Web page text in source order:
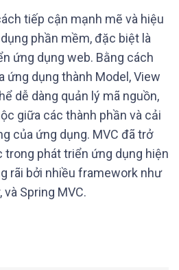
tiếp cận mạnh mẽ và hiệu
phần mềm, đặc biệt là
ứng dụng web. Bằng cách
ứng dụng thành Model, View
dễ dàng quản lý mã nguồn,
giữa các thành phần và cải
của ứng dụng. MVC đã trở
phát triển ứng dụng hiện
rãi bởi nhiều framework như
và Spring MVC.